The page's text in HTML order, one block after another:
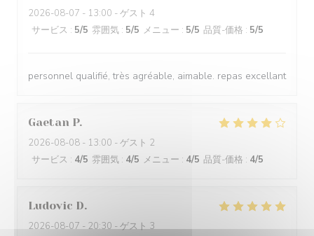
2026-08-07 - 13:00 - ゲスト 4
サービス : 5/5 雰囲気 : 5/5 メニュー : 5/5 品質-価格 : 5/5
personnel qualifié, très agréable, aimable. repas excellant
Gaetan P
2026-08-08 - 13:00 - ゲスト 2
サービス : 4/5 雰囲気 : 4/5 メニュー : 4/5 品質-価格 : 4/5
Ludovic D
2026-08-07- 20:30 - ゲスト 3